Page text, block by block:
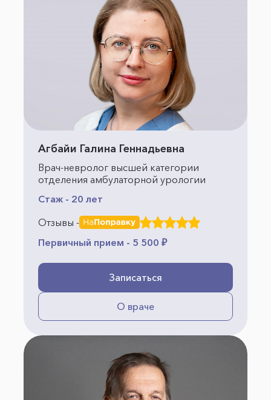
Агбайи Галина Геннадьевна
Врач-невролог высшей категории
отделения амбулаторной урологии
Стаж - 20 лет
Отзывы -
Первичный прием - 5 500 ₽
Записаться
О враче